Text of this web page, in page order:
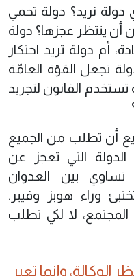
دولة نريد؟ دولة تحمي
ينتظر عجزها؟ دولة
أم دولة تريد احتكار
تجعل القوّة العامّة
تستخدم القانون لتجريد
أن تطلب من الجميع
التي تعجز عن
تساوي بين العدوان
وراء هوبز وفيبر.
لا لكي تطلب
وإنما تعبر